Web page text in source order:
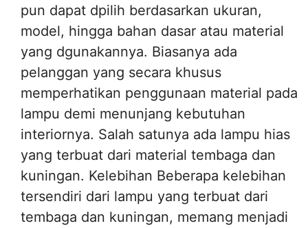
pun dapat dpilih berdasarkan ukuran,
model, hingga bahan dasar atau material
yang dgunakannya. Biasanya ada
pelanggan yang secara khusus
memperhatikan penggunaan material pada
lampu demi menunjang kebutuhan
interiornya. Salah satunya ada lampu hias
yang terbuat dari material tembaga dan
kuningan. Kelebihan Beberapa kelebihan
tersendiri dari lampu yang terbuat dari
tembaga dan kuningan, memang menjadi